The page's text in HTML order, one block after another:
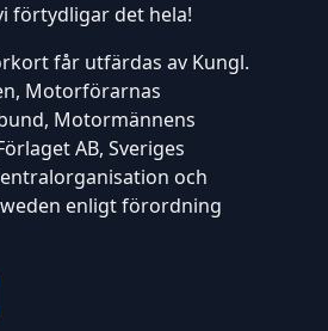
förtydligar det hela!
får utfärdas av Kungl.
Motorförarnas
Motormännens
AB, Sveriges
och
enligtförordning